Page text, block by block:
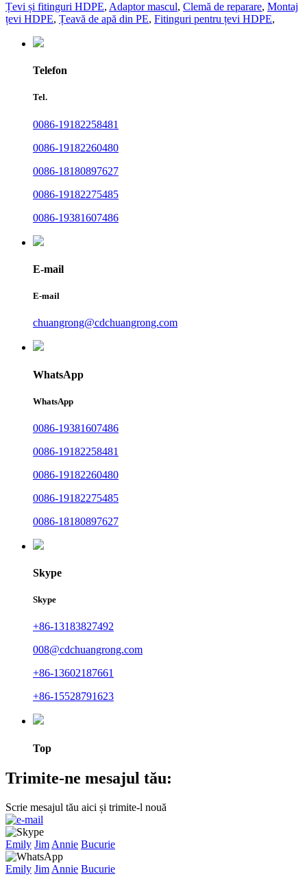
Țevi și fitinguri HDPE, Adaptor mascul, Clemă de reparare, Montaj
țevi HDPE, Țeavă de apă din PE, Fitinguri pentru țevi HDPE,
Telefon
Tel.
0086-19182258481
0086-19182260480
0086-18180897627
0086-19182275485
0086-19381607486
E-mail
E-mail
chuangrong@cdchuangrong.com
WhatsApp
WhatsApp
0086-19381607486
0086-19182258481
0086-19182260480
0086-19182275485
0086-18180897627
Skype
Skype
+86-13183827492
008@cdchuangrong.com
+86-13602187661
+86-15528791623
Top
Trimite-ne mesajul tău:
Scrie mesajul tău aici și trimite-l nouă
Emily Jim Annie Bucurie
Emily Jim Annie Bucurie